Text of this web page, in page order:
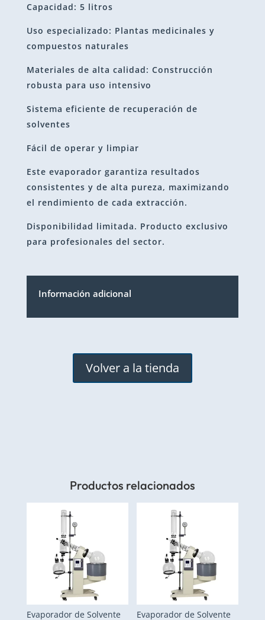
Capacidad: 5 litros
Uso especializado: Plantas medicinales y
compuestos naturales
Materiales de alta calidad: Construcción
robusta para uso intensivo
Sistema eficiente de recuperación de
solventes
Fácil de operar y limpiar
Este evaporador garantiza resultados
consistentes y de alta pureza, maximizando
el rendimiento de cada extracción.
Disponibilidad limitada. Producto exclusivo
para profesionales del sector.
Información adicional
Volver a la tienda
Productos relacionados
Evaporador de Solvente
Evaporador de Solvente